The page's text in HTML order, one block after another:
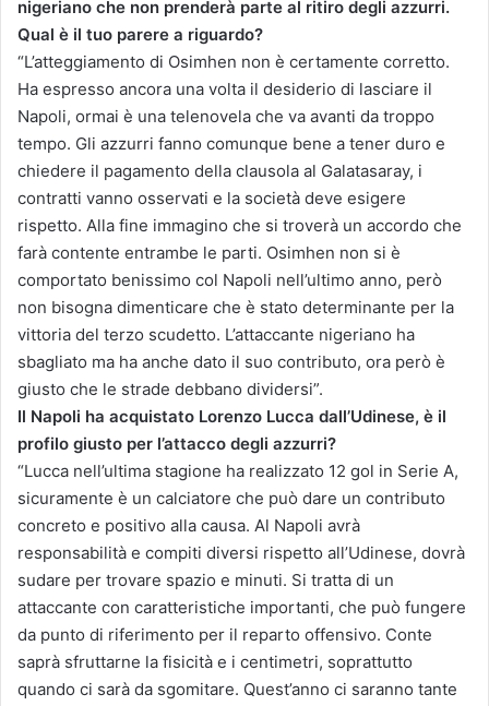
nigeriano che non prenderà parte al ritiro degli azzurri.
Qual è il tuo parere a riguardo?
“L’atteggiamento di Osimhen non è certamente corretto.
Ha espresso ancora una volta il desiderio di lasciare il
Napoli, ormai è una telenovela che va avanti da troppo
tempo. Gli azzurri fanno comunque bene a tener duro e
chiedere il pagamento della clausola al Galatasaray, i
contratti vanno osservati e la società deve esigere
rispetto. Alla fine immagino che si troverà un accordo che
farà contente entrambe le parti. Osimhen non si è
comportato benissimo col Napoli nell’ultimo anno, però
non bisogna dimenticare che è stato determinante per la
vittoria del terzo scudetto. L’attaccante nigeriano ha
sbagliato ma ha anche dato il suo contributo, ora però è
giusto che le strade debbano dividersi”.
Il Napoli ha acquistato Lorenzo Lucca dall’Udinese, è il
profilo giusto per l’attacco degli azzurri?
“Lucca nell’ultima stagione ha realizzato 12 gol in Serie A,
sicuramente è un calciatore che può dare un contributo
concreto e positivo alla causa. Al Napoli avrà
responsabilità e compiti diversi rispetto all’Udinese, dovrà
sudare per trovare spazio e minuti. Si tratta di un
attaccante con caratteristiche importanti, che può fungere
da punto di riferimento per il reparto offensivo. Conte
saprà sfruttarne la fisicità e i centimetri, soprattutto
quando ci sarà da sgomitare. Quest’anno ci saranno tante